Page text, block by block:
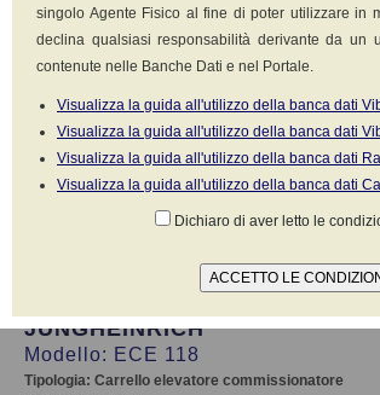
JUNGHEINRICH
Modello: ECE 118
Tipologia: Carrello elevatore commissionatore
singolo Agente Fisico al fine di poter utilizzare in
declina qualsiasi responsabilità derivante da un
contenute nelle Banche Dati e nel Portale.
Visualizza la guida all'utilizzo della banca dati
Visualizza la guida all'utilizzo della banca dati
Visualizza la guida all'utilizzo della banca dati
Visualizza la guida all'utilizzo della banca dati
Dichiaro di aver letto le